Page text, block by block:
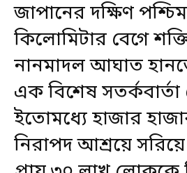
জাপানের দক্ষিণ
কিলোমিটার বেগে
নানমাদল আঘাত
এক বিশেষ সতর্কবার্তা
ইতোমধ্যে হাজার
নিরাপদ আশ্রয়ে সরিয়ে